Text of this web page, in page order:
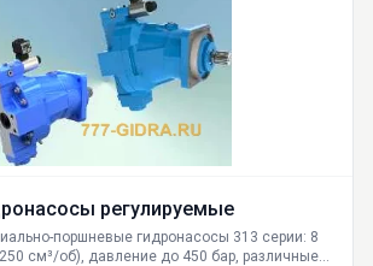
регулируемые
поршневые гидронасосы 313 серии: 8
см³/об), давление до 450 бар, различные